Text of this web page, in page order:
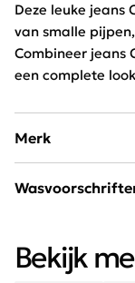
Deze leuke jeans
van smalle
Combineer jeans
een complete
Merk
Bij Schijvens
materiaal, de
van Angels Jeans
binnenstebuiten
Bekijk